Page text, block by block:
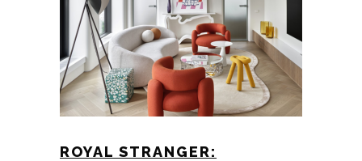
ROYAL STRANGER: